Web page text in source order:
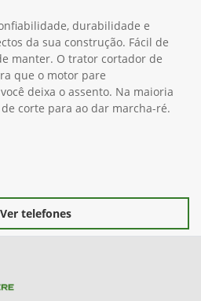
durabilidade e
da sua construção. Fácil de
manter. O trator cortador de
que o motor pare
deixa o assento. Na maioria
corte para ao dar marcha-ré.
Ver telefones